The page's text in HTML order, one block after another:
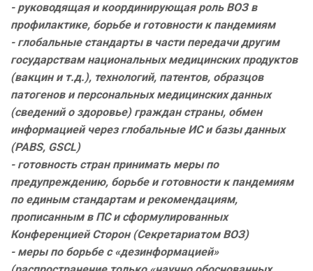
- руководящая и координирующая роль ВОЗ в
профилактике, борьбе и готовности к пандемиям
- глобальные стандарты в части передачи другим
государствам национальных медицинских продуктов
(вакцин и т.д.), технологий, патентов, образцов
патогенов и персональных медицинских данных
(сведений о здоровье) граждан страны, обмен
информацией через глобальные ИС и базы данных
(PABS, GSCL)
- готовность стран принимать меры по
предупреждению, борьбе и готовности к пандемиям
по единым стандартам и рекомендациям,
прописанным в ПС и сформулированных
Конференцией Сторон (Секретариатом ВОЗ)
- меры по борьбе с «дезинформацией»